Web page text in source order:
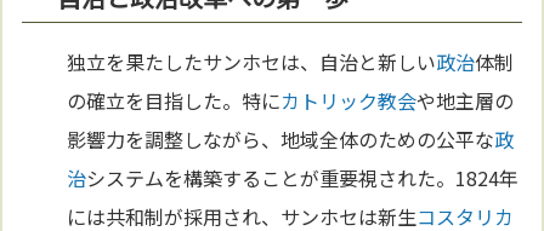
独立を果たしたサンホセは、自治と新しい政治体制
の確立を目指した。特にカトリック教会や地主層の
影響力を調整しながら、地域全体のための公平な政
治システムを構築することが重要視された。1824年
には共和制が採用され、サンホセは新生コスタリカ